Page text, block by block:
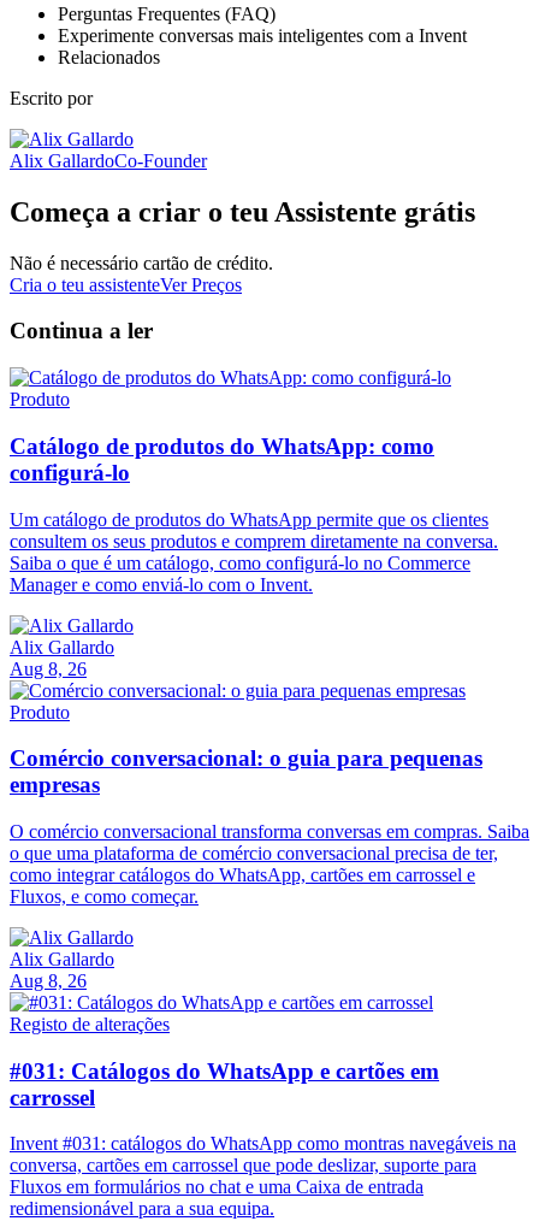
Perguntas Frequentes (FAQ)
Experimente conversas mais inteligentes com a Invent
Relacionados
Escrito por
Alix GallardoCo-Founder
Começa a criar o teu Assistente grátis
Não é necessário cartão de crédito.
Cria o teu assistenteVer Preços
Continua a ler
Produto
Catálogo de produtos do WhatsApp: como
configurá-lo
Um catálogo de produtos do WhatsApp permite que os clientes
consultem os seus produtos e comprem diretamente na conversa.
Saiba o que é um catálogo, como configurá-lo no Commerce
Manager e como enviá-lo com o Invent.
Alix Gallardo
Aug 8, 26
Produto
Comércio conversacional: o guia para pequenas
empresas
O comércio conversacional transforma conversas em compras. Saiba
o que uma plataforma de comércio conversacional precisa de ter,
como integrar catálogos do WhatsApp, cartões em carrossel e
Fluxos, e como começar.
Alix Gallardo
Aug 8, 26
Registo de alterações
#031: Catálogos do WhatsApp e cartões em
carrossel
Invent #031: catálogos do WhatsApp como montras navegáveis na
conversa, cartões em carrossel que pode deslizar, suporte para
Fluxos em formulários no chat e uma Caixa de entrada
redimensionável para a sua equipa.